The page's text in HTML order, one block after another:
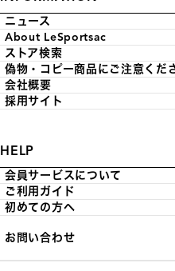
ニュース
About LeSportsac
ストア検索
偽物・コピー商品にご注意くだ
会社概要
採用サイト
HELP
会員サービスについて
ご利用ガイド
初めての方へ
お問い合わせ